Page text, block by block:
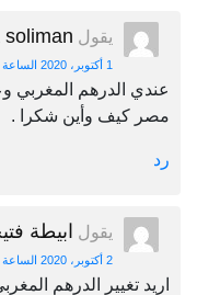
يقول soliman
1 أكتوبر، 2020 الساعة 1:36 م
عندي الدرهم المغربي
مصر كيف وأين شكرا .
رد
يقول ابيطة
2 أكتوبر، 2020 الساعة 2:00 م
اريد تغيير الدرهم